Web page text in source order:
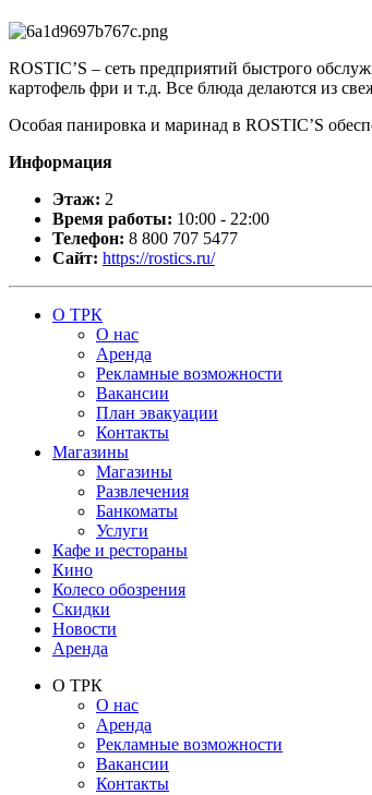
ROSTIC’S – сеть предприятий быстрого
картофель фри и т.д. Все блюда делаются из
Особая панировка и маринад в ROSTIC’S
Информация
Этаж: 2
Время работы: 10:00 - 22:00
Телефон: 8 800 707 5477
Сайт: https://rostics.ru/
О ТРК
О нас
Аренда
Рекламные возможности
Вакансии
План эвакуации
Контакты
Магазины
Магазины
Развлечения
Банкоматы
Услуги
Кафе и рестораны
Кино
Колесо обозрения
Скидки
Новости
Аренда
О ТРК
О нас
Аренда
Рекламные возможности
Вакансии
Контакты